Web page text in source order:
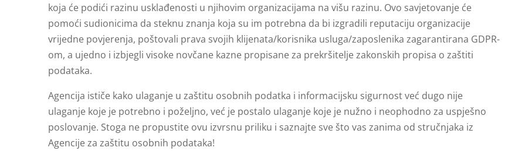
koja će podići razinu usklađenosti u njihovim organizacijama na višu razinu. Ovo savjetovanje će
pomoći sudionicima da steknu znanja koja su im potrebna da bi izgradili reputaciju organizacije
vrijedne povjerenja, poštovali prava svojih klijenata/korisnika usluga/zaposlenika zagarantirana GDPR-
om, a ujedno i izbjegli visoke novčane kazne propisane za prekršitelje zakonskih propisa o zaštiti
podataka.
Agencija ističe kako ulaganje u zaštitu osobnih podatka i informacijsku sigurnost već dugo nije
ulaganje koje je potrebno i poželjno, već je postalo ulaganje koje je nužno i neophodno za uspješno
poslovanje. Stoga ne propustite ovu izvrsnu priliku i saznajte sve što vas zanima od stručnjaka iz
Agencije za zaštitu osobnih podataka!